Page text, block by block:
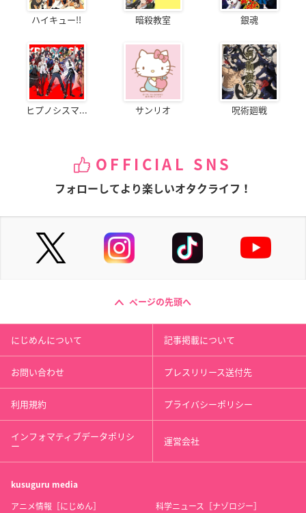
ハイキュー!! 暗殺教室 銀魂
ヒプノシスマ... サンリオ 呪術廻戦
OFFICIAL SNS
フォローしてより楽しいオタクライフ！
ページの先頭へ
にじめんについて 記事掲載について
お問い合わせ プレスリリース送付先
利用規約 プライバシーポリシー
インフォマティブデータポリシ
ー 運営会社
kusuguru media
アニメ情報［にじめん］ 科学ニュース［ナゾロジー］